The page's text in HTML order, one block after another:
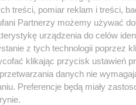
broń na władcę
raczej, aniżeli w otwartej
czyjejkolwiek strony, a fakt
fot.autor nieznany
treści, pomiar reklam i treści,
Partnerzy możemy używać
urządzenia do celów
z tych technologii poprzez
klikając przycisk ustawień
danych nie
Preferencje będą miały